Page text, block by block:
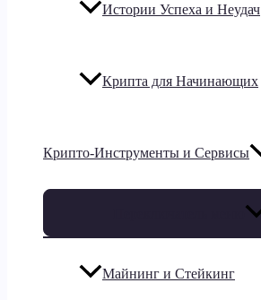
Истории Успеха и Неудач
Крипта для Начинающих
Крипто-Инструменты и Сервисы
Майнинг и Стейкинг